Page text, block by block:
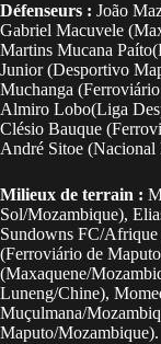
Défenseurs : João
Gabriel Macuvele
Martins Mucana
Junior (Desportivo
Muchanga
Almiro Lobo(Liga
Clésio Bauque
André Sitoe (Nacional
Milieux de terrain :
Sol/Mozambique),
Sundowns FC/
(Ferroviário de
(Maxaquene/
Luneng/Chine),
Muçulmana/
Maputo/Mozambique).